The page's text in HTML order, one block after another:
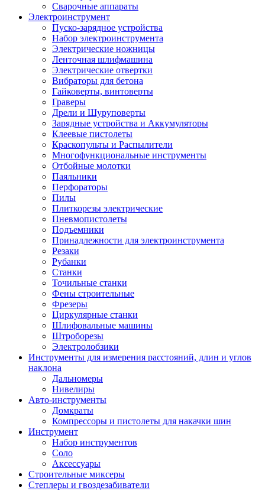
Сварочные аппараты
Электроинструмент
Пуско-зарядное устройства
Набор электроинструмента
Электрические ножницы
Ленточная шлифмашина
Электрические отвертки
Вибраторы для бетона
Гайковерты, винтоверты
Граверы
Дрели и Шуруповерты
Зарядные устройства и Аккумуляторы
Клеевые пистолеты
Краскопульты и Распылители
Многофункциональные инструменты
Отбойные молотки
Паяльники
Перфораторы
Пилы
Плиткорезы электрические
Пневмопистолеты
Подъемники
Принадлежности для электроинструмента
Резаки
Рубанки
Станки
Точильные станки
Фены строительные
Фрезеры
Циркулярные станки
Шлифовальные машины
Штроборезы
Электролобзики
Инструменты для измерения расстояний, длин и углов
наклона
Дальномеры
Нивелиры
Авто-инструменты
Домкраты
Компрессоры и пистолеты для накачки шин
Инструмент
Набор инструментов
Соло
Аксессуары
Строительные миксеры
Степлеры и гвоздезабиватели